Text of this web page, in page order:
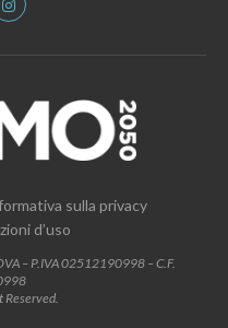
sulla privacy
d’uso
– P.IVA 02512190998 – C.F.
Reserved.